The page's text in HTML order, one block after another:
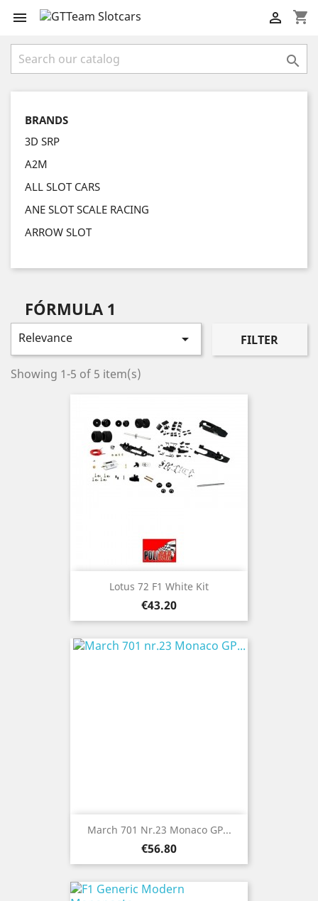
 shopping_cart


BRANDS
3D SRP
A2M
ALL SLOT CARS
ANE SLOT SCALE RACING
ARROW SLOT
FÓRMULA 1
Relevance  FILTER
Showing 1-5 of 5 item(s)
Lotus 72 F1 White Kit
Price
€43.20
March 701 Nr.23 Monaco GP...
Price
€56.80